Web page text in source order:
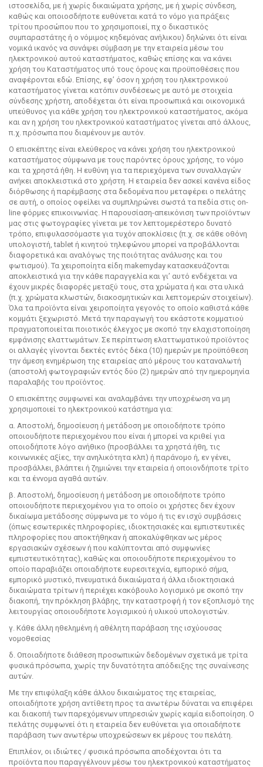
ιστοσελίδα, με ή χωρίς δικαιώματα χρήσης, με ή χωρίς σύνδεση,
καθώς και οποιοσδήποτε ευθύνεται κατά το νόμο για πράξεις
τρίτου προσώπου που το χρησιμοποιεί, πχ ο δικαστικός
συμπαραστάτης ή ο νόμιμος κηδεμόνας ανήλικου) δηλώνει ότι είναι
νομικά ικανός να συνάψει σύμβαση με την εταιρεία μέσω του
ηλεκτρονικού αυτού καταστήματος, καθώς επίσης και να κάνει
χρήση του Καταστήματος υπό τους όρους και προϋποθέσεις που
αναφέρονται εδώ. Επίσης, εφ’ όσον η χρήση του ηλεκτρονικού
καταστήματος γίνεται κατόπιν συνδέσεως με αυτό με στοιχεία
σύνδεσης χρήστη, αποδέχεται ότι είναι προσωπικά και οικονομικά
υπεύθυνος για κάθε χρήση του ηλεκτρονικού καταστήματος, ακόμα
και αν η χρήση του ηλεκτρονικού καταστήματος γίνεται από άλλους,
π.χ. πρόσωπα που διαμένουν με αυτόν.
Ο επισκέπτης είναι ελεύθερος να κάνει χρήση του ηλεκτρονικού
καταστήματος σύμφωνα με τους παρόντες όρους χρήσης, το νόμο
και τα χρηστά ήθη. Η ευθύνη για τα περιεχόμενα των συναλλαγών
ανήκει αποκλειστικά στο χρήστη. Η εταιρεία δεν ασκεί κανένα είδος
διόρθωσης ή παρέμβασης στα δεδομένα που μεταφέρει ο πελάτης
σε αυτή, ο οποίος οφείλει να συμπληρώνει σωστά τα πεδία στις on-
line φόρμες επικοινωνίας. Η παρουσίαση-απεικόνιση των προϊόντων
μας στις φωτογραφίες γίνεται με τον λεπτομερέστερο δυνατό
τρόπο, επιφυλασσόμαστε για τυχόν αποκλίσεις (π.χ. σε κάθε οθόνη
υπολογιστή, tablet ή κινητού τηλεφώνου μπορεί να προβάλλονται
διαφορετικά και αναλόγως της ποιότητας ανάλυσης και του
φωτισμού). Τα χειροποίητα είδη makemyday κατασκευάζονται
αποκλειστικά για την κάθε παραγγελία και γι’ αυτό ενδέχεται να
έχουν μικρές διαφορές μεταξύ τους, στα χρώματα ή και στα υλικά
(π.χ. χρώματα κλωστών, διακοσμητικών και λεπτομερών στοιχείων).
Όλα τα προϊόντα είναι χειροποίητα γεγονός το οποίο καθιστά κάθε
κομμάτι ξεχωριστό. Μετά την παραγωγή του εκάστοτε κομματιού
πραγματοποιείται ποιοτικός έλεγχος με σκοπό την ελαχιστοποίηση
εμφάνισης ελαττωμάτων. Σε περίπτωση ελαττωματικού προϊόντος
οι αλλαγές γίνονται δεκτές εντός δέκα (10) ημερών με προϋπόθεση
την άμεση ενημέρωση της εταιρείας από μέρους του καταναλωτή
(αποστολή φωτογραφιών εντός δύο (2) ημερών από την ημερομηνία
παραλαβής του προϊόντος.
Ο επισκέπτης συμφωνεί και αναλαμβάνει την υποχρέωση να μη
χρησιμοποιεί το ηλεκτρονικού κατάστημα για:
α. Αποστολή, δημοσίευση ή μετάδοση με οποιοδήποτε τρόπο
οποιουδήποτε περιεχομένου που είναι ή μπορεί να κριθεί για
οποιοδήποτε λόγο ανήθικο (προσβάλλει τα χρηστά ήθη, τις
κοινωνικές αξίες, την ανηλικότητα κλπ) ή παράνομο ή, εν γένει,
προσβάλλει, βλάπτει ή ζημιώνει την εταιρεία ή οποιονδήποτε τρίτο
και τα έννομα αγαθά αυτών.
β. Αποστολή, δημοσίευση ή μετάδοση με οποιοδήποτε τρόπο
οποιουδήποτε περιεχομένου για το οποίο οι χρήστες δεν έχουν
δικαίωμα μετάδοσης σύμφωνα με το νόμο ή τις εν ισχύ συμβάσεις
(όπως εσωτερικές πληροφορίες, ιδιοκτησιακές και εμπιστευτικές
πληροφορίες που αποκτήθηκαν ή αποκαλύφθηκαν ως μέρος
εργασιακών σχέσεων ή που καλύπτονται από συμφωνίες
εμπιστευτικότητας), καθώς και οποιουδήποτε περιεχομένου το
οποίο παραβιάζει οποιαδήποτε ευρεσιτεχνία, εμπορικό σήμα,
εμπορικό μυστικό, πνευματικά δικαιώματα ή άλλα ιδιοκτησιακά
δικαιώματα τρίτων ή περιέχει κακόβουλο λογισμικό με σκοπό την
διακοπή, την πρόκληση βλάβης, την καταστροφή ή τον εξοπλισμό της
λειτουργίας οποιουδήποτε λογισμικού ή υλικού υπολογιστών.
γ. Κάθε άλλη ηθελημένη ή αθέλητη παράβαση της ισχύουσας
νομοθεσίας
δ. Οποιαδήποτε διάθεση προσωπικών δεδομένων σχετικά με τρίτα
φυσικά πρόσωπα, χωρίς την δυνατότητα απόδειξης της συναίνεσης
αυτών.
Με την επιφύλαξη κάθε άλλου δικαιώματος της εταιρείας,
οποιαδήποτε χρήση αντίθετη προς τα ανωτέρω δύναται να επιφέρει
και διακοπή των παρεχόμενων υπηρεσιών χωρίς καμία ειδοποίηση. Ο
πελάτης συμφωνεί ότι η εταιρεία δεν ευθύνεται για οποιαδήποτε
παράβαση των ανωτέρω υποχρεώσεων εκ μέρους του πελάτη.
Επιπλέον, οι ιδιώτες / φυσικά πρόσωπα αποδέχονται ότι τα
προϊόντα που παραγγέλνουν μέσω του ηλεκτρονικού καταστήματος